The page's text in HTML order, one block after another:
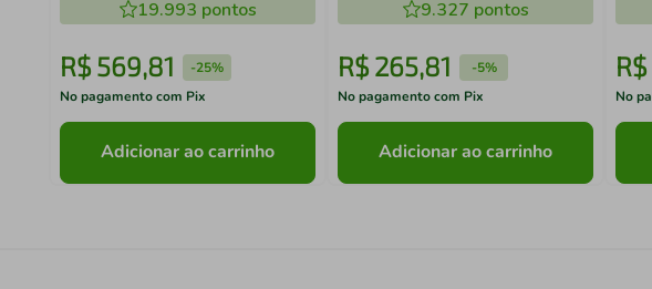
19.993 pontos
R$ 569,81 -25%
No pagamento com Pix
Adicionar ao carrinho
9.327 pontos
R$ 265,81 -5%
No pagamento com Pix
Adicionar ao carrinho
R$
No